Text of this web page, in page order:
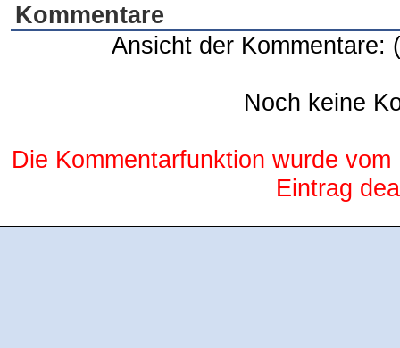
Kommentare
Ansicht der Kommentare: (
Noch keine
Die Kommentarfunktion wurde
Eintrag